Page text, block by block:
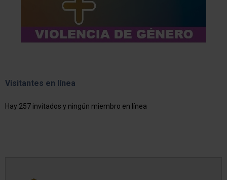
Visitantes en línea
Hay 257 invitados y ningún miembro en línea